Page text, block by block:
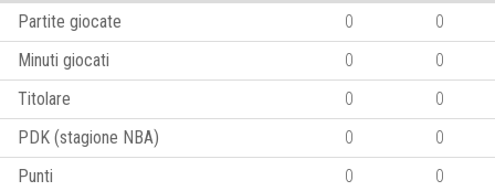
Partite giocate
0
0
Minuti giocati
0
0
Titolare
0
0
PDK (stagione NBA)
0
0
Punti
0
0